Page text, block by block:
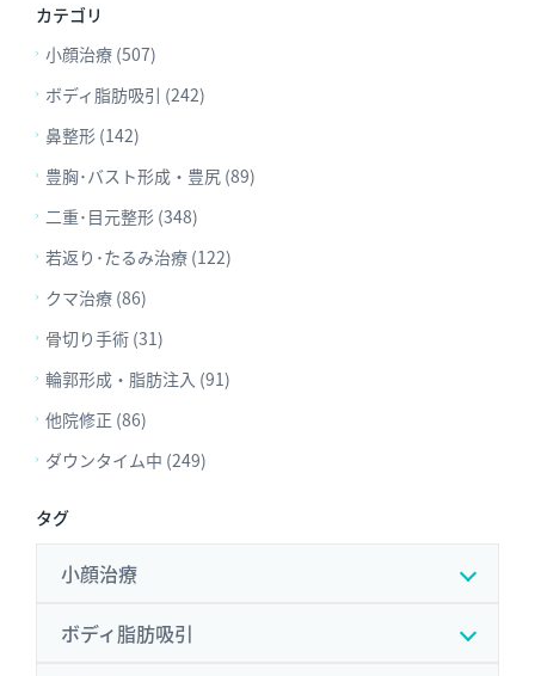
カテゴリ
小顔治療 (507)
ボディ脂肪吸引 (242)
鼻整形 (142)
豊胸･バスト形成・豊尻 (89)
二重･目元整形 (348)
若返り･たるみ治療 (122)
クマ治療 (86)
骨切り手術 (31)
輪郭形成・脂肪注入 (91)
他院修正 (86)
ダウンタイム中 (249)
タグ
小顔治療
ボディ脂肪吸引